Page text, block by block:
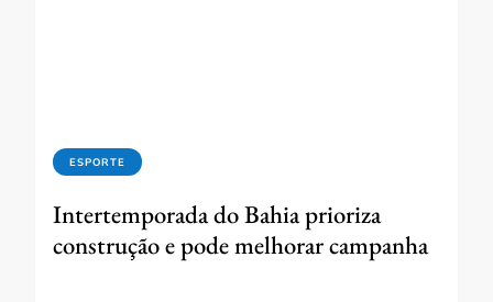
ESPORTE
Intertemporada do Bahia prioriza
construção e pode melhorar campanha